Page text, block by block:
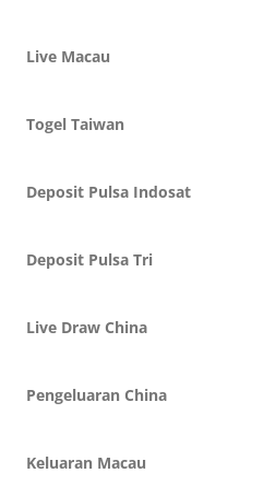
Live Macau
Togel Taiwan
Deposit Pulsa Indosat
Deposit Pulsa Tri
Live Draw China
Pengeluaran China
Keluaran Macau